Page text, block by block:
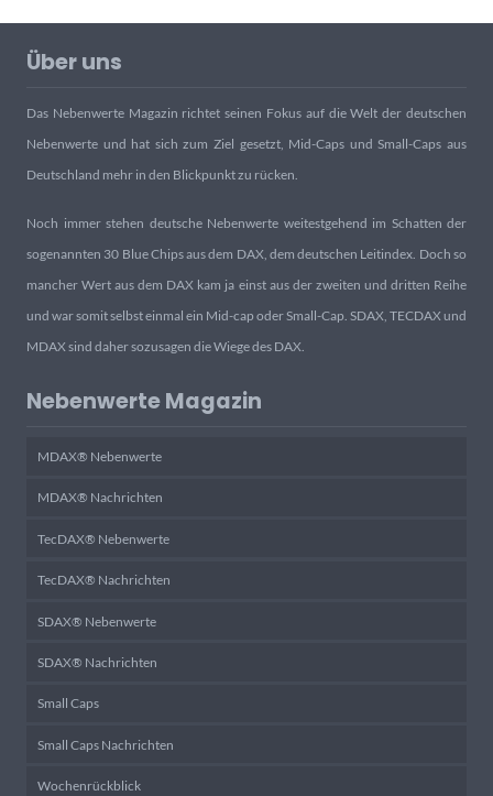
Über uns
Das Nebenwerte Magazin richtet seinen Fokus auf die Welt der deutschen
Nebenwerte und hat sich zum Ziel gesetzt, Mid-Caps und Small-Caps aus
Deutschland mehr in den Blickpunkt zu rücken.
Noch immer stehen deutsche Nebenwerte weitestgehend im Schatten der
sogenannten 30 Blue Chips aus dem DAX, dem deutschen Leitindex. Doch so
mancher Wert aus dem DAX kam ja einst aus der zweiten und dritten Reihe
und war somit selbst einmal ein Mid-cap oder Small-Cap. SDAX, TECDAX und
MDAX sind daher sozusagen die Wiege des DAX.
Nebenwerte Magazin
MDAX® Nebenwerte
MDAX® Nachrichten
TecDAX® Nebenwerte
TecDAX® Nachrichten
SDAX® Nebenwerte
SDAX® Nachrichten
Small Caps
Small Caps Nachrichten
Wochenrückblick